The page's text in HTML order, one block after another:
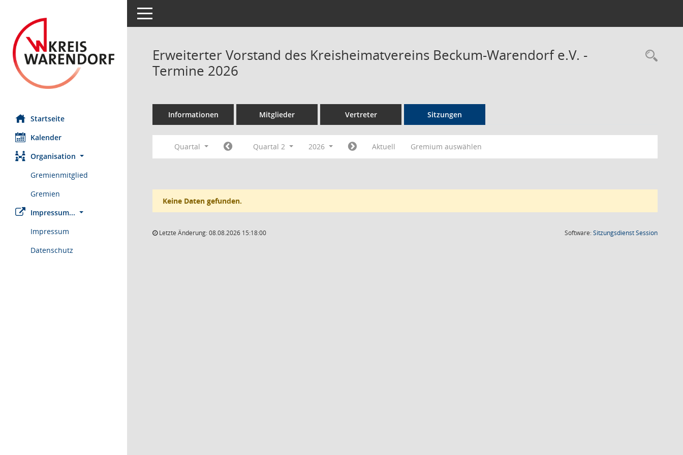
Startseite
Kalender
Organisation
Gremienmitglied
Gremien
Impressum...
Impressum
Datenschutz
Toggle navigation
Erweiterter Vorstand des Kreisheimatvereins Beckum-Warendorf e.V. -
Termine 2026
Informationen Mitglieder Vertreter Sitzungen
Quartal Quartal 2 2026 Aktuell Gremium auswählen
Keine Daten gefunden.
Letzte Änderung: 08.08.2026 15:18:00 Software:SitzungsdienstSession(Wird in